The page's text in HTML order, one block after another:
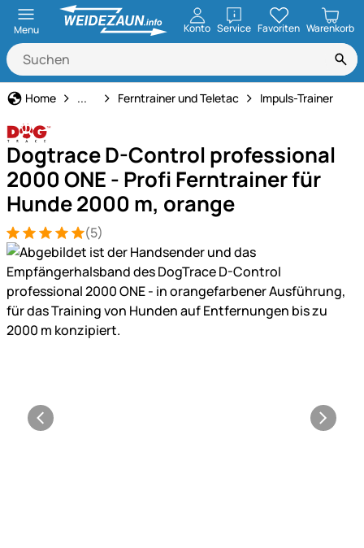
Menu Konto ServiceöffnenFavoriten Warenkorb
Home Hundeerziehung & Ferntrainer
... Ferntrainer und Teletac Impuls-Trainer
Dogtrace D-Control professional
2000 ONE - Profi Ferntrainer für
Hunde 2000 m, orange
Bewertung: 5 von 5 (5 Bewertungen)
5 Bewertungen
(5)
Produktgalerie